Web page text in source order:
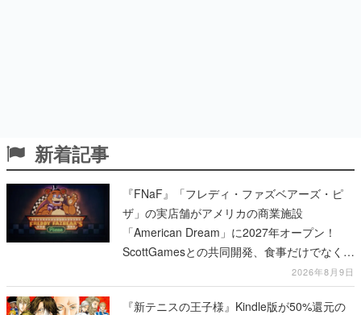
新着記事
『FNaF』「フレディ・ファズベアーズ・ピ
ザ」の実店舗がアメリカの商業施設
「American Dream」に2027年オープン！
ScottGamesとの共同開発、食事だけでなくス
テージショーや没入型のホラー体験も楽しめ
る
2026年8月9日
『新テニスの王子様』Kindle版が50%還元の